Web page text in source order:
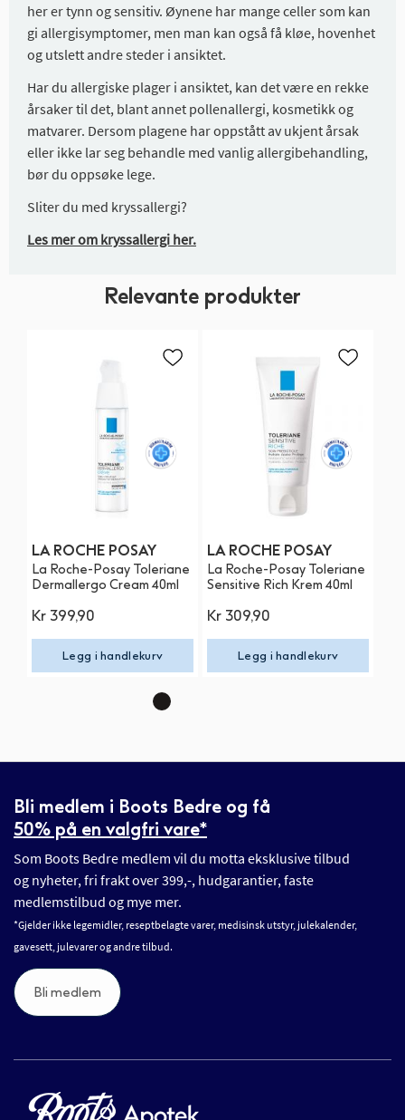
her er tynn og sensitiv. Øynene har mange celler som kan
gi allergisymptomer, men man kan også få kløe, hovenhet
og utslett andre steder i ansiktet.
Har du allergiske plager i ansiktet, kan det være en rekke
årsaker til det, blant annet pollenallergi, kosmetikk og
matvarer. Dersom plagene har oppstått av ukjent årsak
eller ikke lar seg behandle med vanlig allergibehandling,
bør du oppsøke lege.
Sliter du med kryssallergi?
Les mer om kryssallergi her.
Relevante produkter
LA ROCHE POSAY
La Roche-Posay Toleriane
Dermallergo Cream 40ml
Kr 399,90
Legg i handlekurv
LA ROCHE POSAY
La Roche-Posay Toleriane
Sensitive Rich Krem 40ml
Kr 309,90
Legg i handlekurv
Bli medlem i Boots Bedre og få
50% på en valgfri vare*
Som Boots Bedre medlem vil du motta eksklusive tilbud
og nyheter, fri frakt over 399,-, hudgarantier, faste
medlemstilbud og mye mer.
*Gjelder ikke legemidler, reseptbelagte varer, medisinsk utstyr, julekalender,
gavesett, julevarer og andre tilbud.
Bli medlem